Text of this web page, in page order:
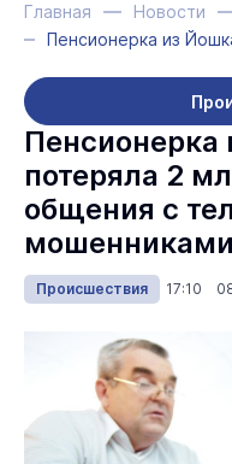
Главная Новости
потеряла 2
общения с
мошенниками
Происшествия 17:10